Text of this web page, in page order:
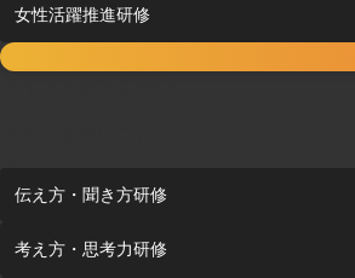
女性活躍推進研修
伝え方・聞き方研修
考え方・思考力研修